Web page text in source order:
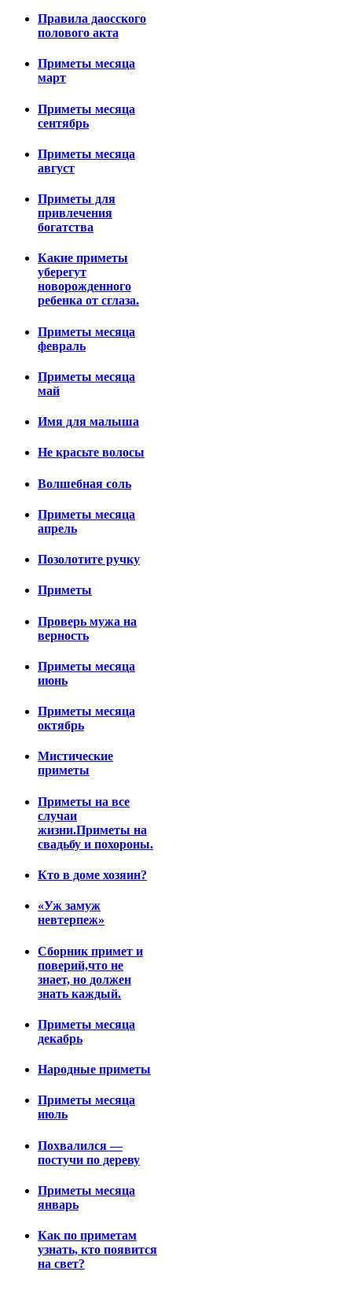
Правила даосского
полового акта
Приметы месяца
март
Приметы месяца
сентябрь
Приметы месяца
август
Приметы для
привлечения
богатства
Какие приметы
уберегут
новорожденного
ребенка от сглаза.
Приметы месяца
февраль
Приметы месяца
май
Имя для малыша
Не красьте волосы
Волшебная соль
Приметы месяца
апрель
Позолотите ручку
Приметы
Проверь мужа на
верность
Приметы месяца
июнь
Приметы месяца
октябрь
Мистические
приметы
Приметы на все
случаи
жизни.Приметы на
свадьбу и похороны.
Кто в доме хозяин?
«Уж замуж
невтерпеж»
Сборник примет и
поверий,что не
знает, но должен
знать каждый.
Приметы месяца
декабрь
Народные приметы
Приметы месяца
июль
Похвалился —
постучи по дереву
Приметы месяца
январь
Как по приметам
узнать, кто появится
на свет?